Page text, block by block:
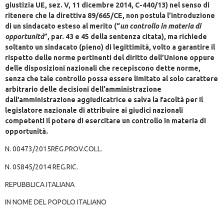
giustizia UE, sez. V, 11 dicembre 2014, C-440/13) nel senso di
ritenere che la direttiva 89/665/CE, non postula l’introduzione
di un sindacato esteso al merito (“un controllo in materia di
opportunità”, par. 43 e 45 della sentenza citata), ma richiede
soltanto un sindacato (pieno) di legittimità, volto a garantire il
rispetto delle norme pertinenti del diritto dell’Unione oppure
delle disposizioni nazionali che recepiscono dette norme,
senza che tale controllo possa essere limitato al solo carattere
arbitrario delle decisioni dell’amministrazione
dall’amministrazione aggiudicatrice e salva la facoltà per il
legislatore nazionale di attribuire ai giudici nazionali
competenti il potere di esercitare un controllo in materia di
opportunità.
N. 00473/2015REG.PROV.COLL.
N. 05845/2014 REG.RIC.
REPUBBLICA ITALIANA
IN NOME DEL POPOLO ITALIANO